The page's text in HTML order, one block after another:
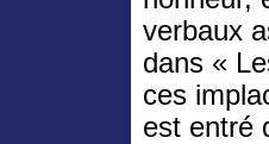
verbaux
dans «
ces
est entré